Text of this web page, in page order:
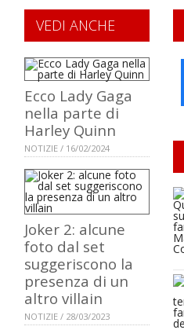
VEDI ANCHE
Ecco Lady Gaga
nella parte di
Harley Quinn
NOTIZIE / 16/02/2024
Joker 2: alcune
foto dal set
suggeriscono la
presenza di un
altro villain
NOTIZIE / 28/03/2023